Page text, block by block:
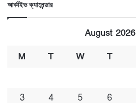
আর্কাইভ ক্যালেন্ডার
August 2026
M T W T
3
4 5 6